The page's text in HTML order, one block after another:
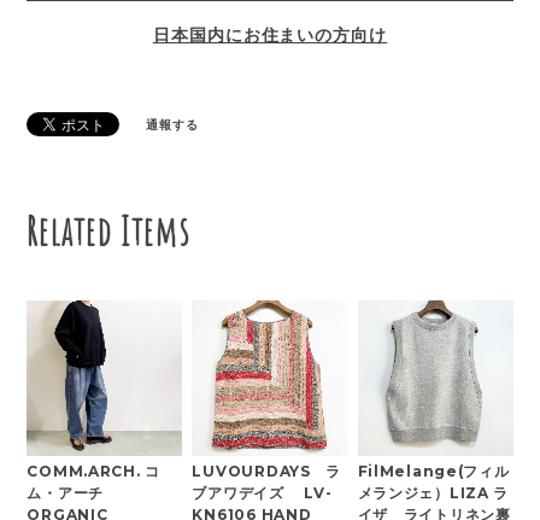
日本国内にお住まいの方向け
通報する
Related Items
COMM.ARCH. コ
ム・アーチ
ORGANIC
LUVOURDAYS ラ
ブアワデイズ LV-
KN6106 HAND
FilMelange(フィル
メランジェ）LIZA ラ
イザ ライトリネン裏